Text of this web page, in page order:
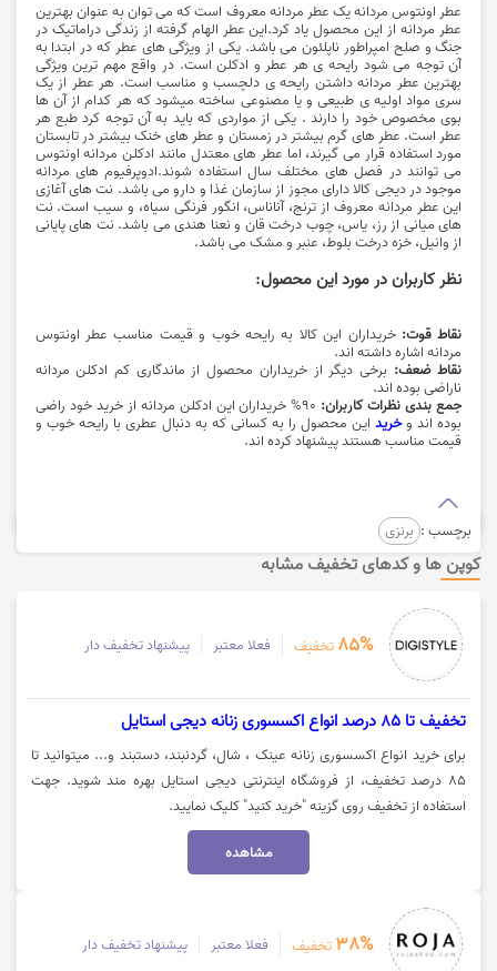
عطر اونتوس مردانه یک عطر مردانه معروف است که می توان به عنوان بهترین
عطر مردانه از این محصول یاد کرد.این عطر الهام گرفته از زندگی دراماتیک در
جنگ و صلح امپراطور ناپلئون می باشد. یکی از ویژگی های عطر که در ابتدا به
آن توجه می شود رایحه ی هر عطر و ادکلن است. در واقع مهم ترین ویژگی
بهترین عطر مردانه داشتن رایحه ی دلچسب و مناسب است. هر عطر از یک
سری مواد اولیه ی طبیعی و یا مصنوعی ساخته میشود که هر کدام از آن ها
بوی مخصوص خود را دارند . یکی از مواردی که باید به آن توجه کرد طبع هر
عطر است. عطر های گرم بیشتر در زمستان و عطر های خنک بیشتر در تابستان
مورد استفاده قرار می گیرند، اما عطر های معتدل مانند ادکلن مردانه اونتوس
می توانند در فصل های مختلف سال استفاده شوند.ادوپرفیوم های مردانه
موجود در دیجی کالا دارای مجوز از سازمان غذا و دارو می باشد. نت های آغازی
این عطر مردانه معروف از ترنج، آناناس، انگور فرنگی سیاه، و سیب است. نت
های میانی از رز، یاس، چوب درخت قان و نعنا هندی می باشد. نت های پایانی
از وانیل، خزه درخت بلوط، عنبر و مشک می باشد.
نظر کاربران در مورد این محصول:
نقاط قوت: خریداران این کالا به رایحه خوب و قیمت مناسب عطر اونتوس
مردانه اشاره داشته اند.
نقاط ضعف: برخی دیگر از خریداران محصول از ماندگاری کم ادکلن مردانه
ناراضی بوده اند.
جمع بندی نظرات کاربران:
90% خریداران این ادکلن مردانه از خرید خود راضی
بوده اند وخریداین محصول را به کسانی که به دنبال عطری با رایحه خوب و
قیمت مناسب هستند پیشنهاد کرده اند.
برچسب : برنزی
کوپن ها و کدهای تخفیف مشابه
85% تخفیف فعلا معتبر پیشنهاد تخفیف دار
تخفیف تا 85 درصد انواع اکسسوری زنانه دیجی استایل
برای خرید انواع اکسسوری زنانه عینک ، شال، گردنبند، دستبند و... میتوانید تا
85 درصد تخفیف، از فروشگاه اینترنتی دیجی استایل بهره مند شوید. جهت
استفاده از تخفیف روی گزینه "خرید کنید" کلیک نمایید.
مشاهده
38% تخفیف فعلا معتبر پیشنهاد تخفیف دار